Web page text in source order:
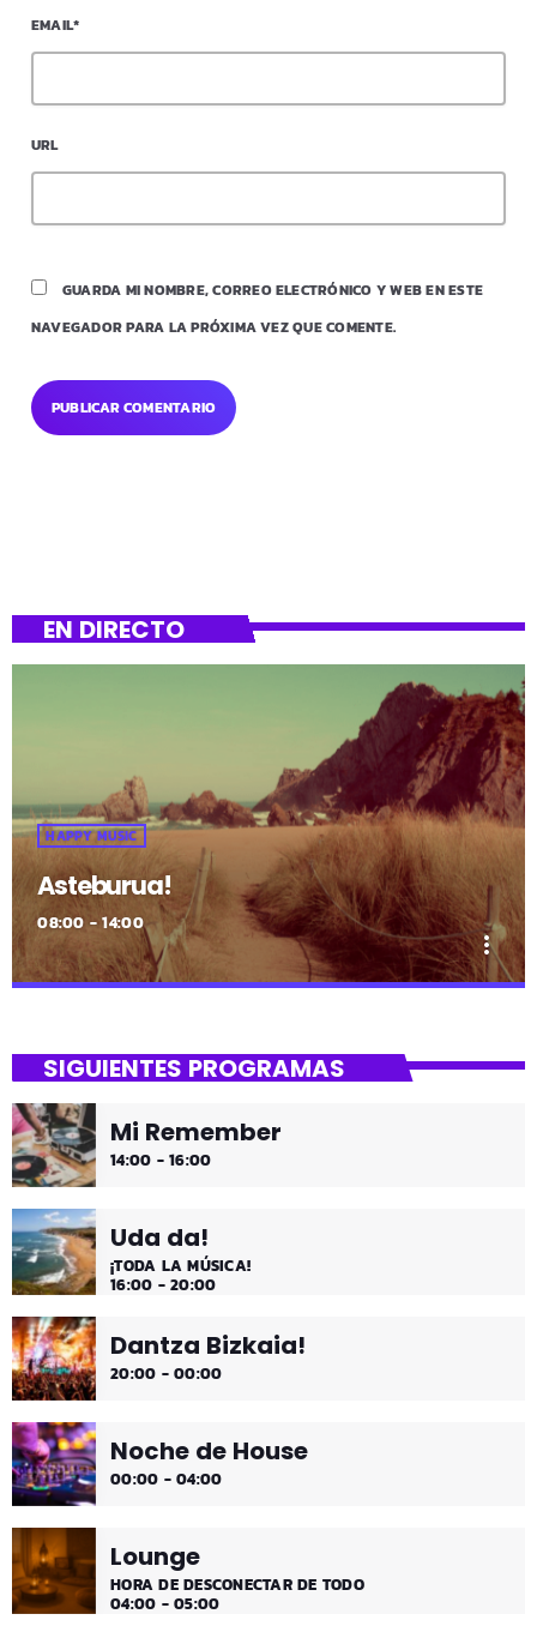
EMAIL*
URL
GUARDA MI NOMBRE, CORREO ELECTRÓNICO Y WEB EN ESTE
NAVEGADOR PARA LA PRÓXIMA VEZ QUE COMENTE.
EN DIRECTO
HAPPY MUSIC
Asteburua!
08:00 - 14:00
more_vert
¡Es fin de semana!
¡Música y más música los fines de semana!
SIGUIENTES PROGRAMAS
Mi Remember
14:00 - 16:00
Uda da!
¡TODA LA MÚSICA!
16:00 - 20:00
Dantza Bizkaia!
20:00 - 00:00
Noche de House
00:00 - 04:00
Lounge
HORA DE DESCONECTAR DE TODO
04:00 - 05:00